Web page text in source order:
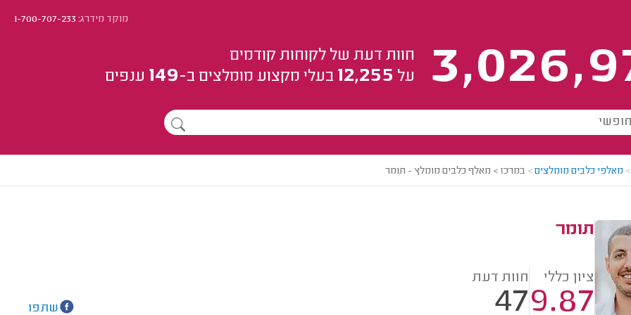
מוקד מידרג:1-700-707-233
חוות דעת של לקוחות קודמים
על 12,255 בעלי מקצוע מומלצים ב-149 ענפים
> מאלפי כלבים מומלצים> במרכז > מאלף כלבים מומלץ - תומר
תומר
ציון כללי
9.87
חוות דעת
47 שתפו